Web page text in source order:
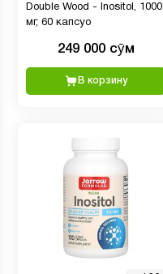
Double Wood - Inositol, 1000
мг, 60 капсуо
249 000 сӯм
В корзину